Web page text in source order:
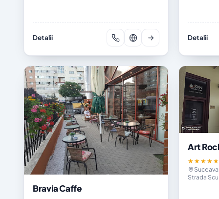
Detalii Detalii
Bravia Caffe
Art
★★★★★
Suceava
Strada